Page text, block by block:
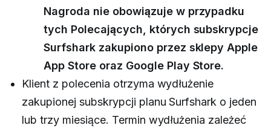
Nagroda nie obowiązuje w przypadku
tych Polecających, których subskrypcje
Surfshark zakupiono przez sklepy Apple
App Store oraz Google Play Store.
Klient z polecenia otrzyma wydłużenie
zakupionej subskrypcji planu Surfshark o jeden
lub trzy miesiące. Termin wydłużenia zależeć